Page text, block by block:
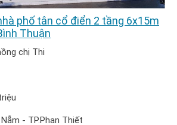
phố tân cổ điển 2 tầng 6x15m
Thuận
chị Thi
- TP.Phan Thiết